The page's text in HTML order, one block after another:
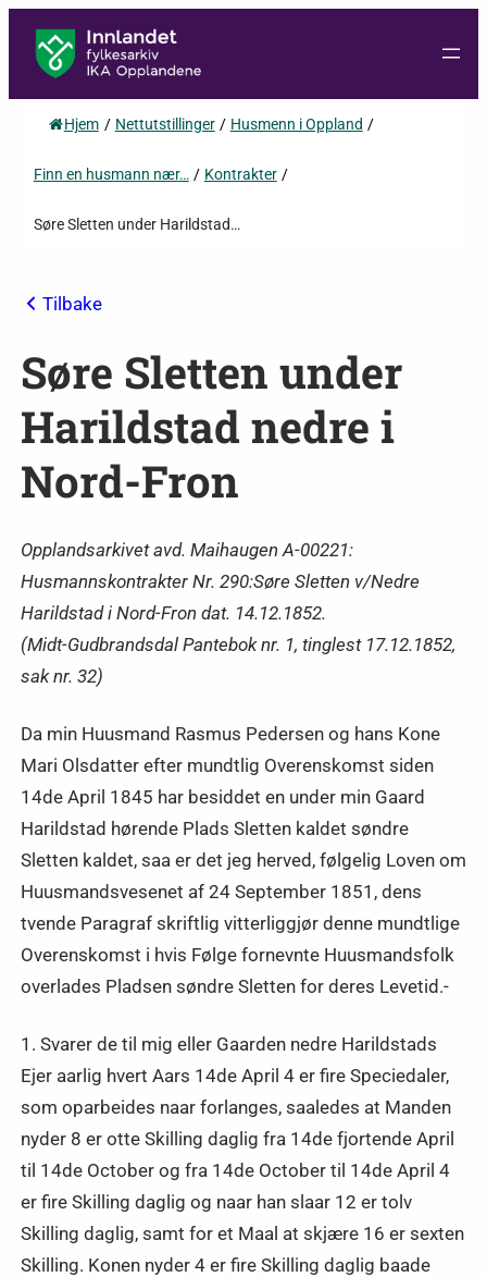
Hjem / Nettutstillinger / Husmenn i Oppland /
Finn en husmann nær… / Kontrakter /
Søre Sletten under Harildstad…
Tilbake
Søre Sletten under
Harildstad nedre i
Nord-Fron
Opplandsarkivet avd. Maihaugen A-00221:
Husmannskontrakter Nr. 290:Søre Sletten v/Nedre
Harildstad i Nord-Fron dat. 14.12.1852.
(Midt-Gudbrandsdal Pantebok nr. 1, tinglest 17.12.1852,
sak nr. 32)
Da min Huusmand Rasmus Pedersen og hans Kone
Mari Olsdatter efter mundtlig Overenskomst siden
14de April 1845 har besiddet en under min Gaard
Harildstad hørende Plads Sletten kaldet søndre
Sletten kaldet, saa er det jeg herved, følgelig Loven om
Huusmandsvesenet af 24 September 1851, dens
tvende Paragraf skriftlig vitterliggjør denne mundtlige
Overenskomst i hvis Følge fornevnte Huusmandsfolk
overlades Pladsen søndre Sletten for deres Levetid.-
1. Svarer de til mig eller Gaarden nedre Harildstads
Ejer aarlig hvert Aars 14de April 4 er fire Speciedaler,
som oparbeides naar forlanges, saaledes at Manden
nyder 8 er otte Skilling daglig fra 14de fjortende April
til 14de October og fra 14de October til 14de April 4
er fire Skilling daglig og naar han slaar 12 er tolv
Skilling daglig, samt for et Maal at skjære 16 er sexten
Skilling. Konen nyder 4 er fire Skilling daglig baade